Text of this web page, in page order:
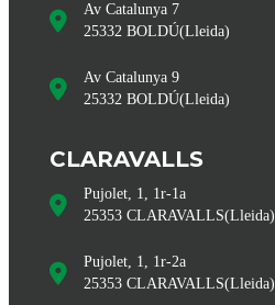
Av Catalunya 7
25332 BOLDÚ(Lleida)
Av Catalunya 9
25332 BOLDÚ(Lleida)
CLARAVALLS
Pujolet, 1, 1r-1a
25353 CLARAVALLS(Lleida)
Pujolet, 1, 1r-2a
25353 CLARAVALLS(Lleida)